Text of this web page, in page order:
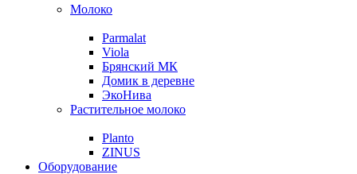
Молоко
Parmalat
Viola
Брянский МК
Домик в деревне
ЭкоНива
Растительное молоко
Planto
ZINUS
Оборудование